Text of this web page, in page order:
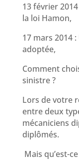
13 février
la loi Hamon,
17 mars 2014
adoptée,
Comment
sinistre ?
Lors de votre
entre deux
mécaniciens
diplômés.
Mais qu’est-